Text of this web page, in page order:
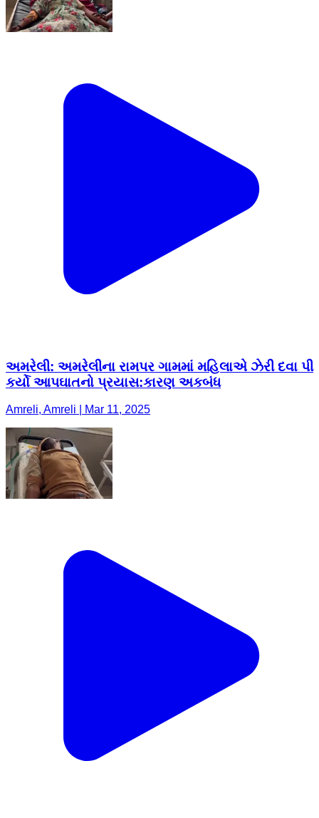
અમરેલી: અમરેલીના રામપર ગામમાં મહિલાએ ઝેરી દવા પી
કર્યો આપઘાતનો પ્રયાસ:કારણ અકબંધ
Amreli, Amreli | Mar 11, 2025